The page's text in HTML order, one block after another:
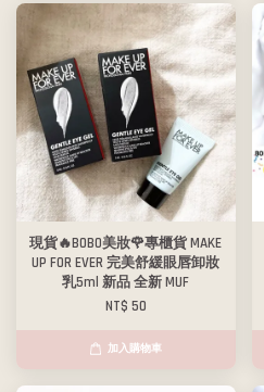
現貨🔥BOBO美妝🌹專櫃貨 MAKE
UP FOR EVER 完美舒緩眼唇卸妝
乳5ml 新品 全新 MUF
NT$ 50
加入購物車